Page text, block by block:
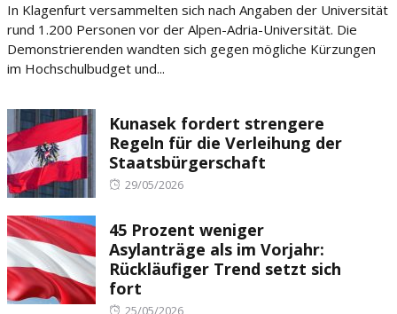
In Klagenfurt versammelten sich nach Angaben der Universität
rund 1.200 Personen vor der Alpen-Adria-Universität. Die
Demonstrierenden wandten sich gegen mögliche Kürzungen
im Hochschulbudget und...
Kunasek fordert strengere
Regeln für die Verleihung der
Staatsbürgerschaft
Posted
29/05/2026
45 Prozent weniger
Asylanträge als im Vorjahr:
Rückläufiger Trend setzt sich
fort
Posted
25/05/2026